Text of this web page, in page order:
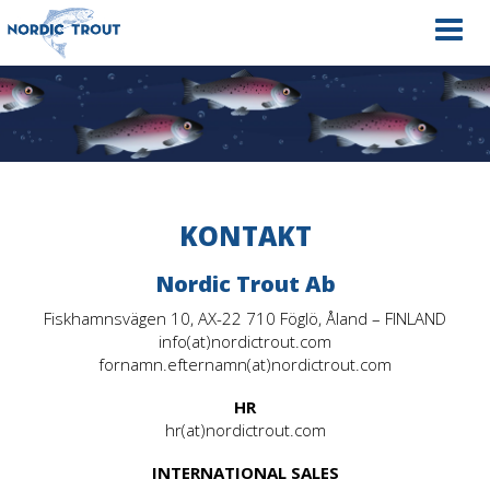
KONTAKT
Nordic Trout Ab
Fiskhamnsvägen 10, AX-22 710 Föglö, Åland – FINLAND
info(at)nordictrout.com
fornamn.efternamn(at)nordictrout.com
HR
hr(at)nordictrout.com
INTERNATIONAL SALES